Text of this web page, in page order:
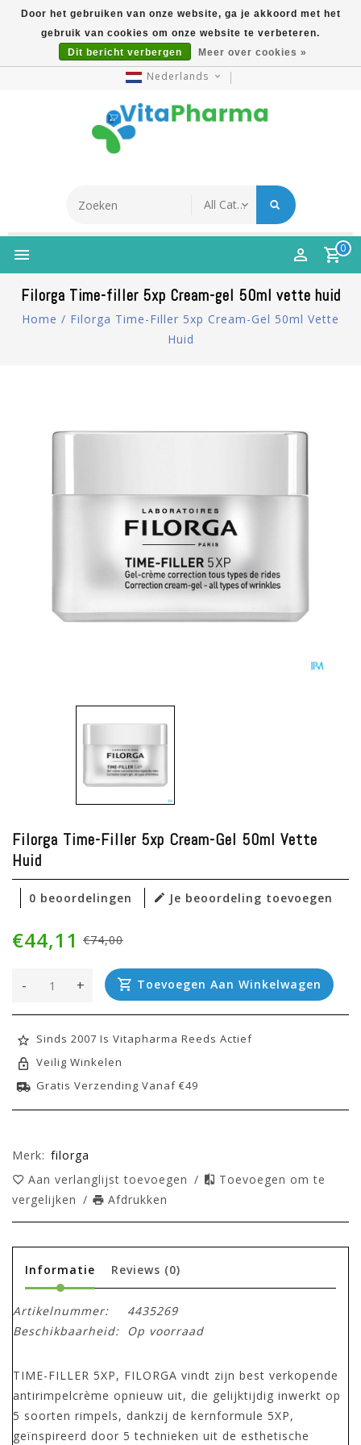
5% Korting Na Aanmelding Op Nieuwsbrief | Gratis
Verzending Vanaf €49 | Online Sinds 2007
Nederlands
0
Filorga Time-filler 5xp Cream-gel 50ml vette huid
Home / Filorga Time-Filler 5xp Cream-Gel 50ml Vette
Huid
Filorga Time-Filler 5xp Cream-Gel 50ml Vette
Huid
0 beoordelingen Je beoordeling toevoegen
€74,00
€44,11
+
- Toevoegen Aan Winkelwagen
Sinds 2007 Is Vitapharma Reeds Actief
Veilig Winkelen
Gratis Verzending Vanaf €49
Merk: filorga
Aan verlanglijst toevoegen /
Toevoegen om te
vergelijken / Afdrukken
Informatie Reviews (0)
Artikelnummer:
4435269
Beschikbaarheid:
Op voorraad
TIME-FILLER 5XP, FILORGA vindt zijn best verkopende
antirimpelcrème opnieuw uit, die gelijktijdig inwerkt op
5 soorten rimpels, dankzij de kernformule 5XP,
geïnspireerd door 5 technieken uit de esthetische
Door het gebruiken van onze website, ga je akkoord met het
gebruik van cookies om onze website te verbeteren.
Dit bericht verbergen
Meer over cookies »